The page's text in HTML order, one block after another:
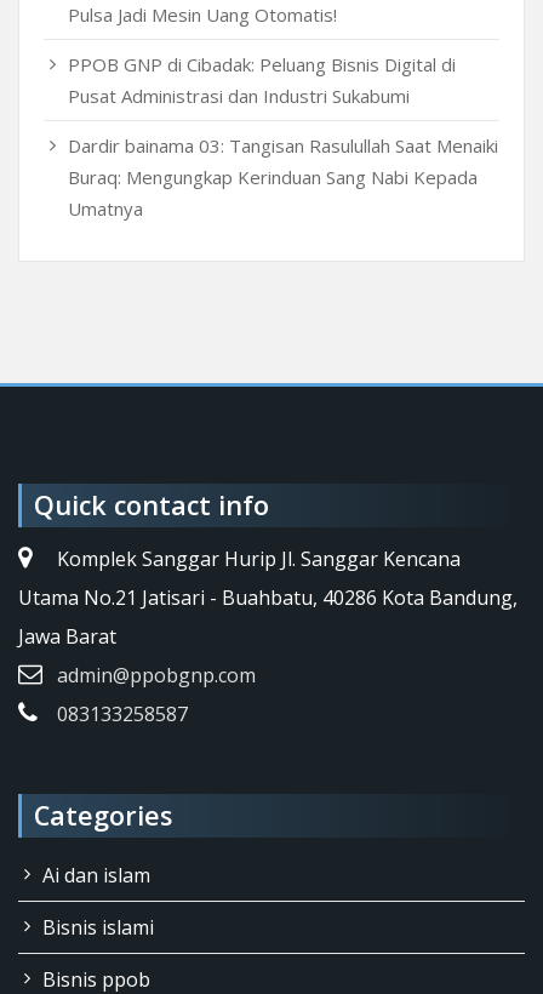
Pulsa Jadi Mesin Uang Otomatis!
PPOB GNP di Cibadak: Peluang Bisnis Digital di
Pusat Administrasi dan Industri Sukabumi
Dardir bainama 03: Tangisan Rasulullah Saat Menaiki
Buraq: Mengungkap Kerinduan Sang Nabi Kepada
Umatnya
Quick contact info
Komplek Sanggar Hurip Jl. Sanggar Kencana
Utama No.21 Jatisari - Buahbatu, 40286 Kota Bandung,
Jawa Barat
admin@ppobgnp.com
083133258587
Categories
Ai dan islam
Bisnis islami
Bisnis ppob